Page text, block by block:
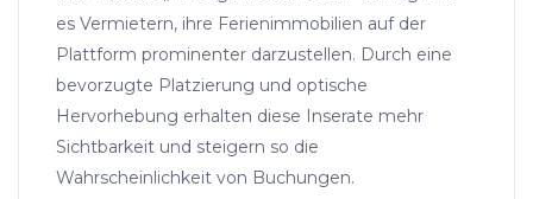
es Vermietern, ihre Ferienimmobilien auf der
Plattform prominenter darzustellen. Durch eine
bevorzugte Platzierung und optische
Hervorhebung erhalten diese Inserate mehr
Sichtbarkeit und steigern so die
Wahrscheinlichkeit von Buchungen.